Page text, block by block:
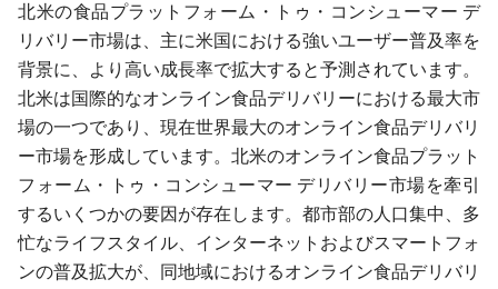
北米の食品プラットフォーム・トゥ・コンシューマー デ
リバリー市場は、主に米国における強いユーザー普及率を
背景に、より高い成長率で拡大すると予測されています。
北米は国際的なオンライン食品デリバリーにおける最大市
場の一つであり、現在世界最大のオンライン食品デリバリ
ー市場を形成しています。北米のオンライン食品プラット
フォーム・トゥ・コンシューマー デリバリー市場を牽引
するいくつかの要因が存在します。都市部の人口集中、多
忙なライフスタイル、インターネットおよびスマートフォ
ンの普及拡大が、同地域におけるオンライン食品デリバリ